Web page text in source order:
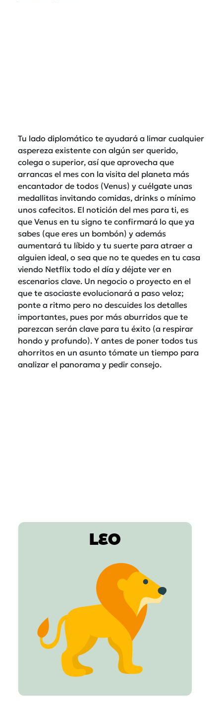
Tu lado diplomático te ayudará a limar cualquier
aspereza existente con algún ser querido,
colega o superior, así que aprovecha que
arrancas el mes con la visita del planeta más
encantador de todos (Venus) y cuélgate unas
medallitas invitando comidas, drinks o mínimo
unos cafecitos. El notición del mes para ti, es
que Venus en tu signo te confirmará lo que ya
sabes (que eres un bombón) y además
aumentará tu líbido y tu suerte para atraer a
alguien ideal, o sea que no te quedes en tu casa
viendo Netflix todo el día y déjate ver en
escenarios clave. Un negocio o proyecto en el
que te asociaste evolucionará a paso veloz;
ponte a ritmo pero no descuides los detalles
importantes, pues por más aburridos que te
parezcan serán clave para tu éxito (a respirar
hondo y profundo). Y antes de poner todos tus
ahorritos en un asunto tómate un tiempo para
analizar el panorama y pedir consejo.